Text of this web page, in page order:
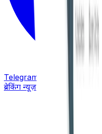
Telegram
ब्रेकिंग न्यूज़